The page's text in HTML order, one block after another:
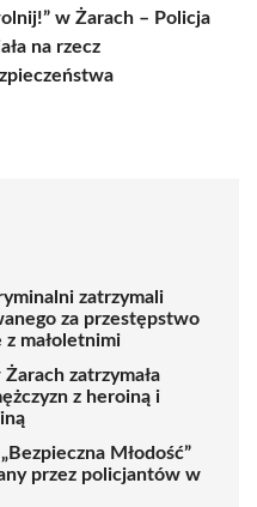
w Żarach – Policja
na rzecz
zatrzymali
za przestępstwo
z małoletnimi
zatrzymała
z heroiną i
Młodość”
przez policjantów w